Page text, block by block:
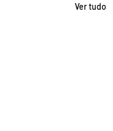
Ver tudo